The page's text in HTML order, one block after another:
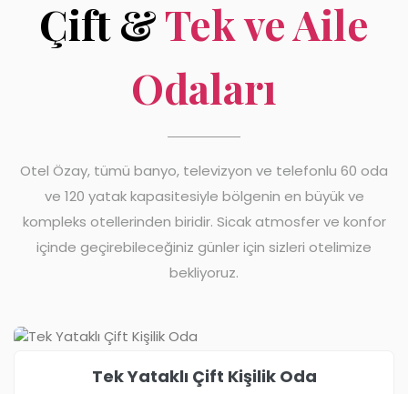
Çift &Tek ve Aile
Odaları
Otel Özay, tümü banyo, televizyon ve telefonlu 60 oda
ve 120 yatak kapasitesiyle bölgenin en büyük ve
kompleks otellerinden biridir. Sicak atmosfer ve konfor
içinde geçirebileceğiniz günler için sizleri otelimize
bekliyoruz.
Tek Yataklı Çift Kişilik Oda